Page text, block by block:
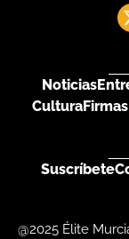
Noticias
CulturaFirmas
Suscríbete
@2025 Élite